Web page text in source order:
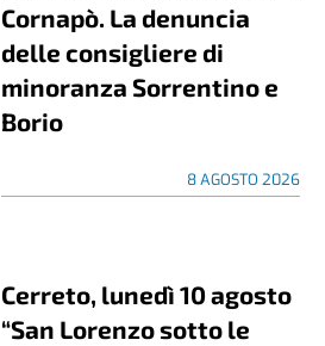
Cornapò. La denuncia
delle consigliere di
minoranza Sorrentino e
Borio
8 AGOSTO 2026
Cerreto, lunedì 10 agosto
“San Lorenzo sotto le